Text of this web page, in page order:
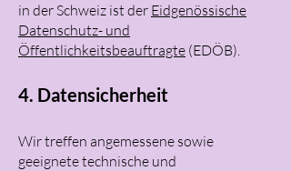
in der Schweiz ist der Eidgenössische
Datenschutz- und
Öffentlichkeitsbeauftragte (EDÖB).
4. Datensicherheit
Wir treffen angemessene sowie
geeignete technische und